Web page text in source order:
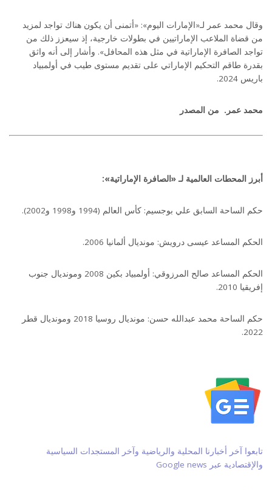
وقال محمد عمر لـ«الإمارات اليوم»: «أتمنى أن يكون هناك تواجد لمزيد
من قضاة الملاعب الإماراتيين في بطولات خارجية، إذ سيعزز ذلك من
تواجد الصافرة الإماراتية في مثل هذه المحافل». وأشار إلى أنه واثق
بقدرة طاقم التحكيم الإماراتي على تقديم مستوى طيب في أولمبياد
باريس 2024.
محمد عمر. من المصدر
أبرز المحطات العالمية لـ «الصافرة الإماراتية»:
حكم الساحة السابق علي بوجسيم: كأس العالم (1994 و1998 و2002).
الحكم المساعد عيسى درويش: مونديال ألمانيا 2006.
الحكم المساعد صالح المرزوقي: أولمبياد بكين 2008 ومونديال جنوب
إفريقيا 2010.
حكم الساحة محمد عبدالله حسن: مونديال روسيا 2018 ومونديال قطر
2022.
تابعوا آخر أخبارنا المحلية والرياضية وآخر المستجدات السياسية
والإقتصادية عبر Google news